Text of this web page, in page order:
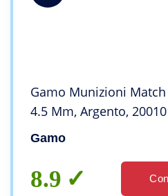
Gamo Munizioni
4.5 Mm, Argento,
Gamo
8.9